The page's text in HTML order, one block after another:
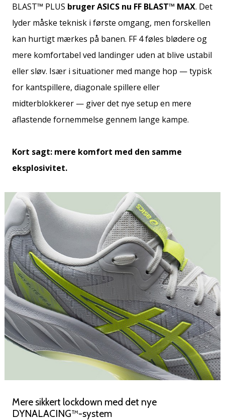
Vis alle
artikler
BLAST™ PLUS bruger ASICS nu FF BLAST™ MAX. Det
lyder måske teknisk i første omgang, men forskellen
kan hurtigt mærkes på banen. FF 4 føles blødere og
mere komfortabel ved landinger uden at blive ustabil
eller sløv. Især i situationer med mange hop — typisk
for kantspillere, diagonale spillere eller
midterblokkerer — giver det nye setup en mere
aflastende fornemmelse gennem lange kampe.
Kort sagt: mere komfort med den samme
eksplosivitet.
Mere sikkert lockdown med det nye
DYNALACING™-system